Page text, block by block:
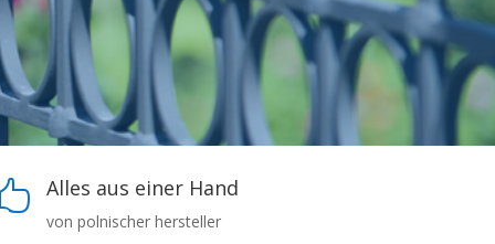
Alles aus einer Hand
von polnischer hersteller